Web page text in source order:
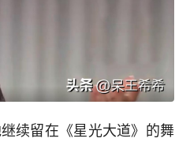
续留在《星光大道》的舞